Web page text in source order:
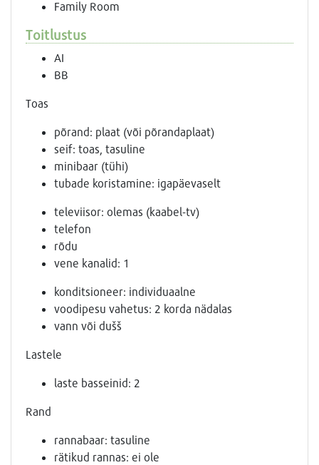
Family Room
Toitlustus
AI
BB
Toas
põrand: plaat (või põrandaplaat)
seif: toas, tasuline
minibaar (tühi)
tubade koristamine: igapäevaselt
televiisor: olemas (kaabel-tv)
telefon
rõdu
vene kanalid: 1
konditsioneer: individuaalne
voodipesu vahetus: 2 korda nädalas
vann või dušš
Lastele
laste basseinid: 2
Rand
rannabaar: tasuline
rätikud rannas: ei ole